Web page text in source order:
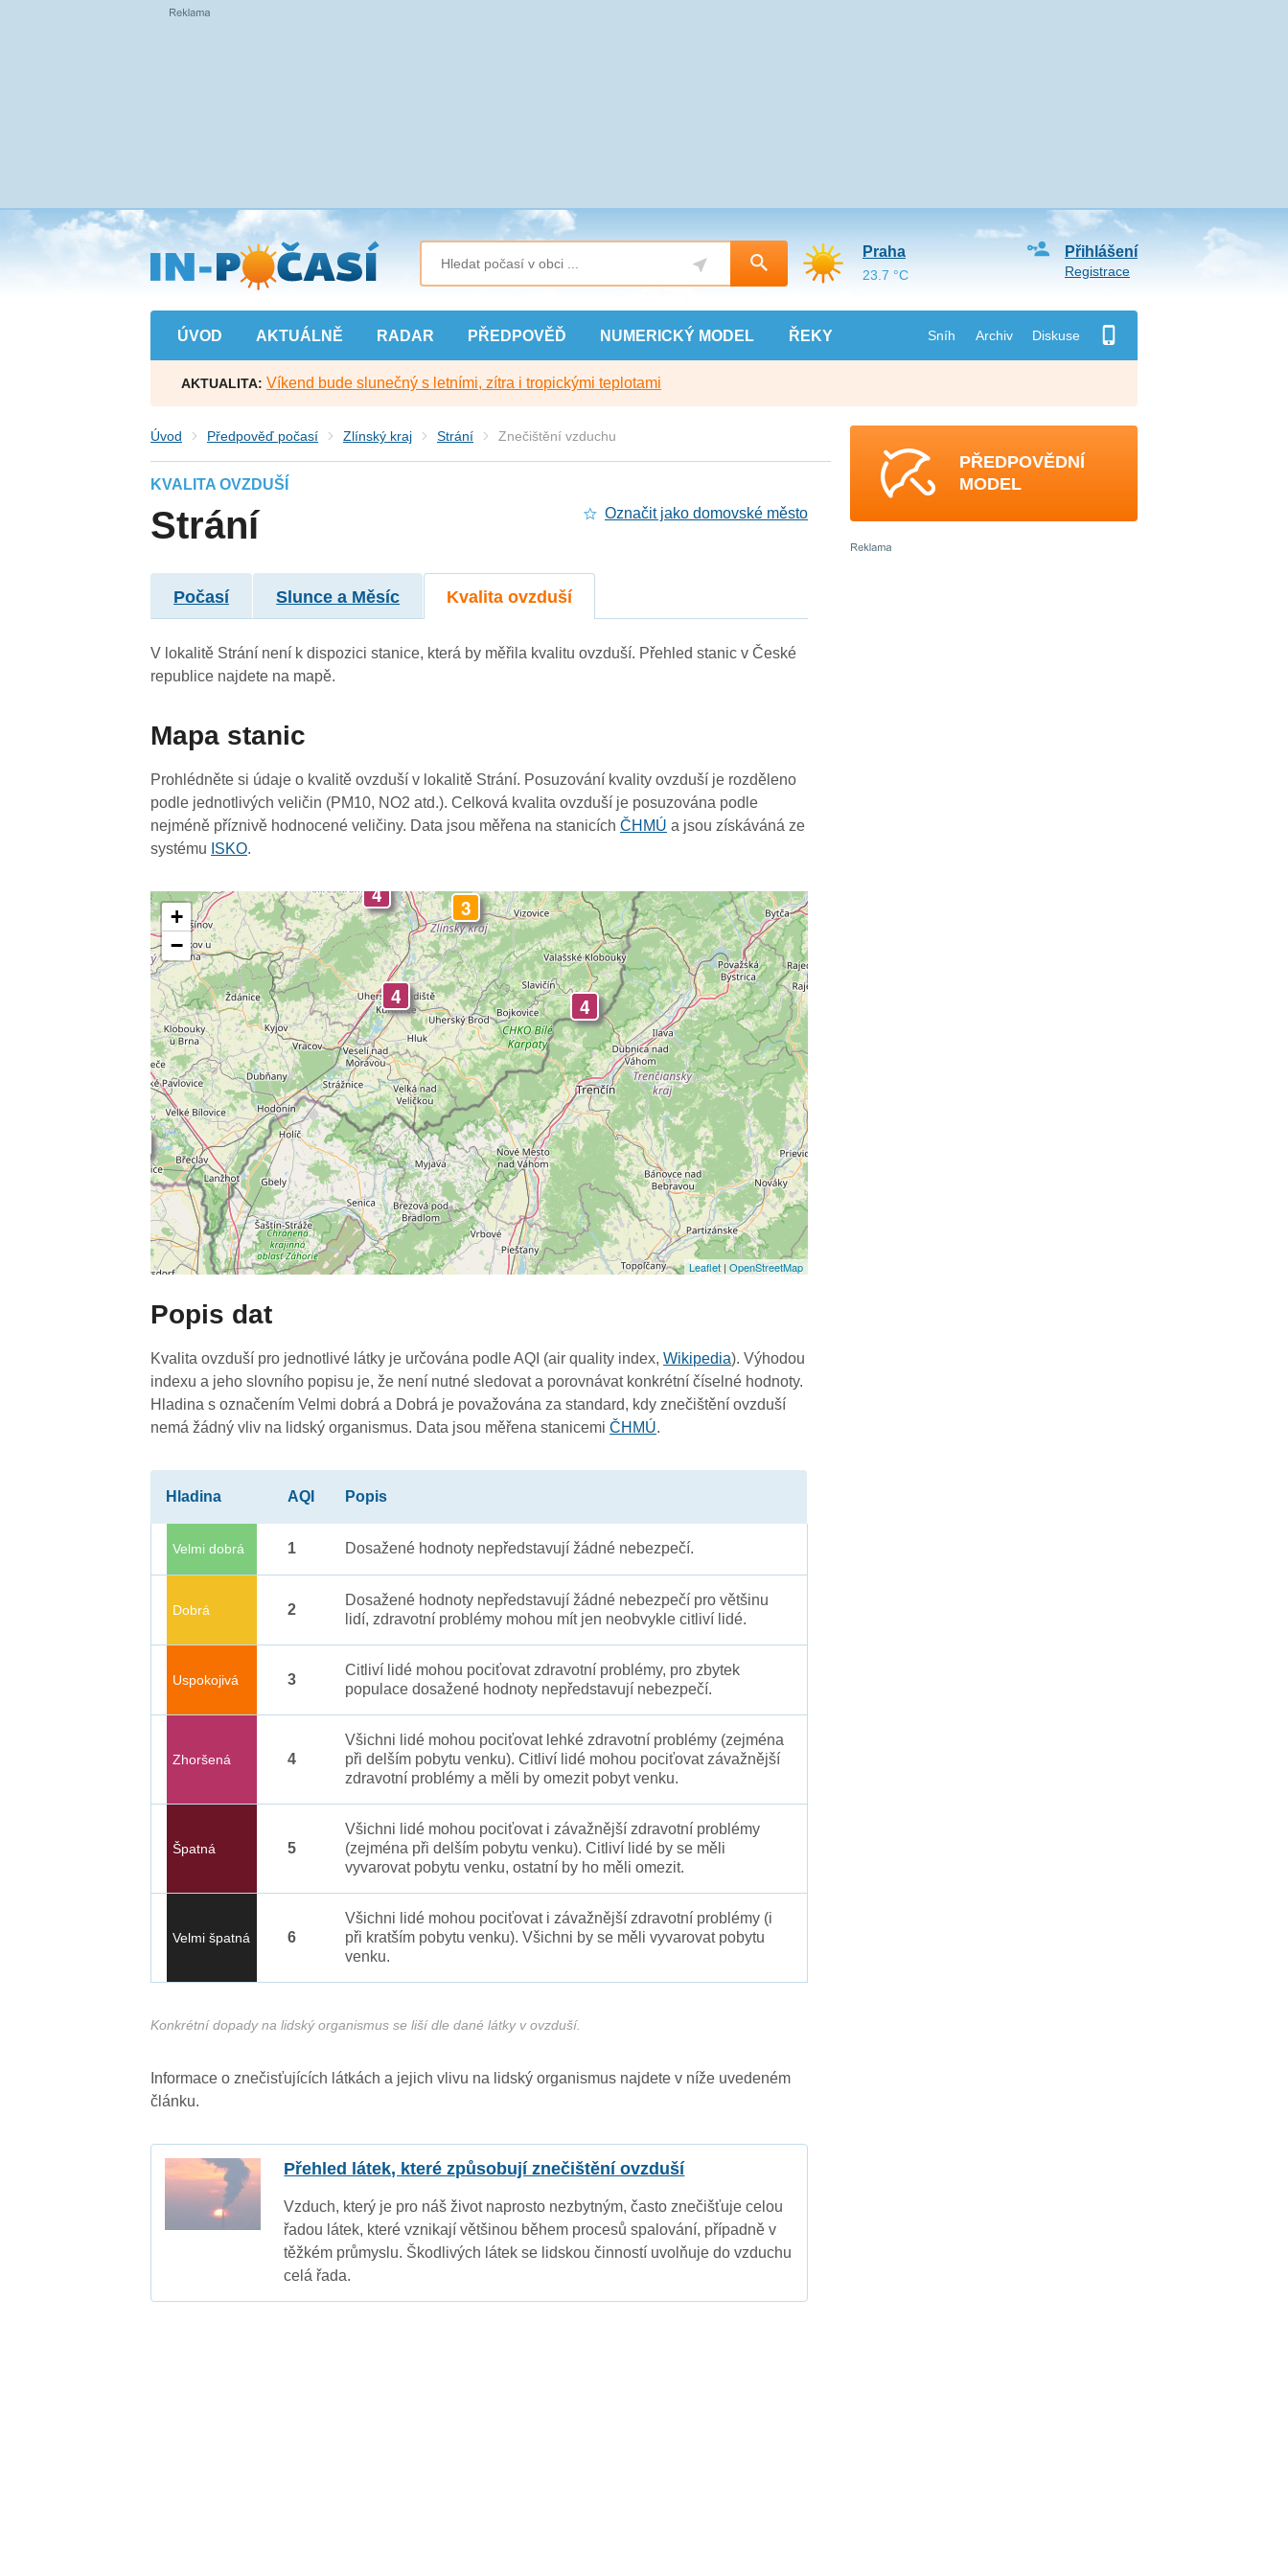
Přejít
na
hlavní
obsah
ÚVOD AKTUÁLNĚ RADAR PŘEDPOVĚĎ NUMERICKÝ MODEL ŘEKY Sníh Archiv Diskuse
Přihlášení
Registrace
Praha
23.7 °C
AKTUALITA: Víkend bude slunečný s letními, zítra i tropickými teplotami
Úvod Předpověď počasí Zlínský kraj Strání Znečištění vzduchu
KVALITA OVZDUŠÍ
Strání Označit jako domovské město
Počasí Slunce a Měsíc Kvalita ovzduší
V lokalitě Strání není k dispozici stanice, která by měřila kvalitu ovzduší. Přehled stanic v České
republice najdete na mapě.
Mapa stanic
Prohlédněte si údaje o kvalitě ovzduší v lokalitě Strání. Posuzování kvality ovzduší je rozděleno
podle jednotlivých veličin (PM10, NO2 atd.). Celková kvalita ovzduší je posuzována podle
nejméně příznivě hodnocené veličiny. Data jsou měřena na stanicíchČHMÚ a jsou získáváná ze
systému ISKO.
3
3
4
4
3
4
4 3
-
3
+
−
Leaflet| OpenStreetMap
Popis dat
Kvalita ovzduší pro jednotlivé látky je určována podle AQI (air quality index,Wikipedia). Výhodou
indexu a jeho slovního popisu je, že není nutné sledovat a porovnávat konkrétní číselné hodnoty.
Hladina s označením Velmi dobrá a Dobrá je považována za standard, kdy znečištění ovzduší
nemá žádný vliv na lidský organismus. Data jsou měřena stanicemiČHMÚ.
Hladina AQI Popis
Velmi dobrá 1 Dosažené hodnoty nepředstavují žádné nebezpečí.
Dobrá 2
Dosažené hodnoty nepředstavují žádné nebezpečí pro většinu
lidí, zdravotní problémy mohou mít jen neobvykle citliví lidé.
Uspokojivá 3
Citliví lidé mohou pociťovat zdravotní problémy, pro zbytek
populace dosažené hodnoty nepředstavují nebezpečí.
Zhoršená 4
Všichni lidé mohou pociťovat lehké zdravotní problémy (zejména
při delším pobytu venku). Citliví lidé mohou pociťovat závažnější
zdravotní problémy a měli by omezit pobyt venku.
Špatná 5
Všichni lidé mohou pociťovat i závažnější zdravotní problémy
(zejména při delším pobytu venku). Citliví lidé by se měli
vyvarovat pobytu venku, ostatní by ho měli omezit.
Velmi špatná 6
Všichni lidé mohou pociťovat i závažnější zdravotní problémy (i
při kratším pobytu venku). Všichni by se měli vyvarovat pobytu
venku.
Konkrétní dopady na lidský organismus se liší dle dané látky v ovzduší.
Informace o znečisťujících látkách a jejich vlivu na lidský organismus najdete v níže uvedeném
článku.
Přehled látek, které způsobují znečištění ovzduší
Vzduch, který je pro náš život naprosto nezbytným, často znečišťuje celou
řadou látek, které vznikají většinou během procesů spalování, případně v
těžkém průmyslu. Škodlivých látek se lidskou činností uvolňuje do vzduchu
celá řada.
PŘEDPOVĚDNÍ
MODEL